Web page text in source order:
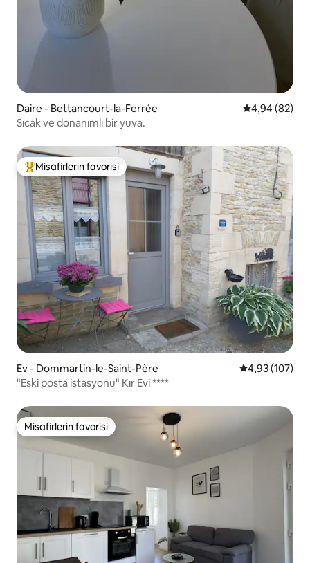
Daire - Bettancourt-la-Ferrée 5 üzerinden
4,94 (82)
Sıcak ve donanımlı bir yuva.
Misafirlerin favorilerinden en beğenilenler arasında
Misafirlerin favorisi
Ev - Dommartin-le-Saint-Père 5 üzerinden
4,93 (107)
"Eski posta istasyonu" Kır Evi ****
Misafirlerin favorisi
Misafirlerin favorisi